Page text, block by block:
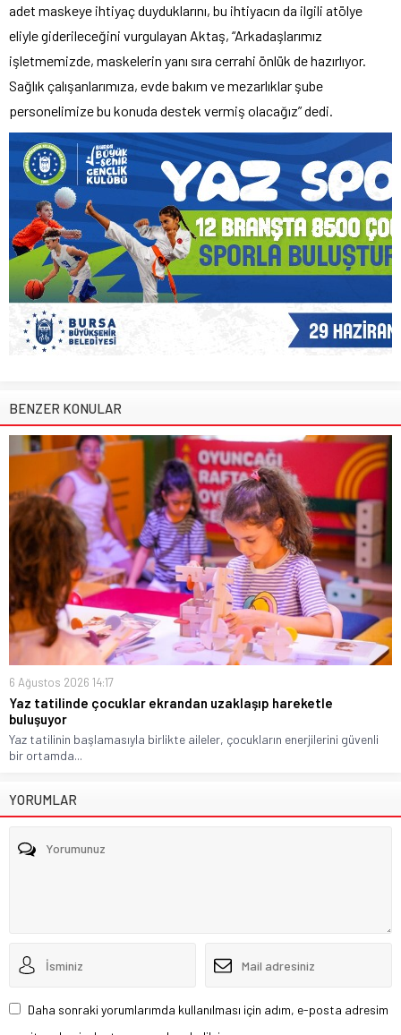
adet maskeye ihtiyaç duyduklarını, bu ihtiyacın da ilgili atölye
eliyle giderileceğini vurgulayan Aktaş, “Arkadaşlarımız
işletmemizde, maskelerin yanı sıra cerrahi önlük de hazırlıyor.
Sağlık çalışanlarımıza, evde bakım ve mezarlıklar şube
personelimize bu konuda destek vermiş olacağız” dedi.
BENZER KONULAR
6 Ağustos 2026 14:17
Yaz tatilinde çocuklar ekrandan uzaklaşıp hareketle
buluşuyor
Yaz tatilinin başlamasıyla birlikte aileler, çocukların enerjilerini güvenli
bir ortamda...
YORUMLAR
Daha sonraki yorumlarımda kullanılması için adım, e-posta adresim